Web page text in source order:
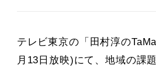
テレビ東京の「田村淳の
月13日放映)にて、地域の課